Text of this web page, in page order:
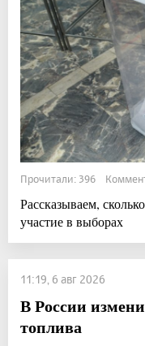
Прочитали: 396
Рассказываем,
участие в выборах
11:19, 6 авг 2026
В России
топлива